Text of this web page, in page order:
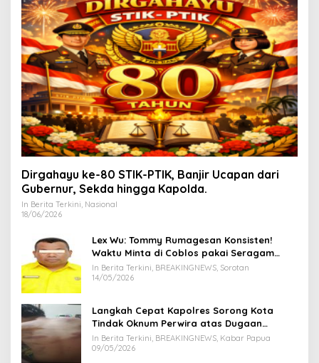
Dirgahayu ke-80 STIK-PTIK, Banjir Ucapan dari
Gubernur, Sekda hingga Kapolda.
In Berita Terkini, Nasional
18/06/2026
Lex Wu: Tommy Rumagesan Konsisten!
Waktu Minta di Coblos pakai Seragam
Kuning, Waktu MenCoblos Juga pakai Kaos
Kuning.
In Berita Terkini, BREAKINGNEWS, Sorotan
14/05/2026
Langkah Cepat Kapolres Sorong Kota
Tindak Oknum Perwira atas Dugaan
Kekerasan Brutal Terhadap Anak
In Berita Terkini, BREAKINGNEWS, Kabar Papua
09/05/2026